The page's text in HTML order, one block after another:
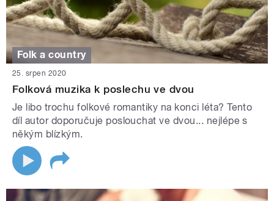
Folk a country
25. srpen 2020
Folková muzika k poslechu ve dvou
Je libo trochu folkové romantiky na konci léta? Tento
díl autor doporučuje poslouchat ve dvou... nejlépe s
někým blízkým.